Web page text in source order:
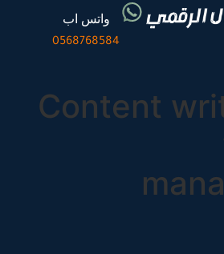
واتس اب
0568768584
Content